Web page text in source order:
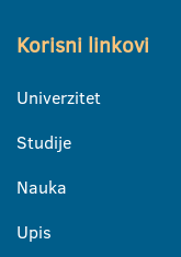
Korisni linkovi
Univerzitet
Studije
Nauka
Upis